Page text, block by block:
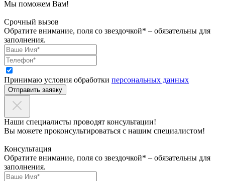
Мы поможем Вам!
Срочный вызов
Обратите внимание, поля со звездочкой* – обязательны для
заполнения.
Принимаю условия обработки персональных данных
Отправить заявку
Наши специалисты проводят консультации!
Вы можете проконсультироваться с нашим специалистом!
Консультация
Обратите внимание, поля со звездочкой* – обязательны для
заполнения.